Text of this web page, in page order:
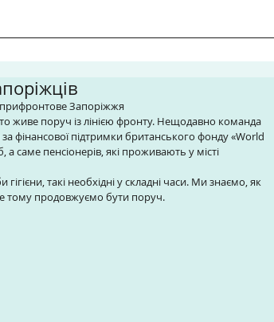
Запоріжжя
живе поруч із лінією фронту. Нещодавно команда
фінансової підтримки британського фонду «World
саме пенсіонерів, які проживають у місті
такі необхідні у складні часи. Ми знаємо, як
тому продовжуємо бути поруч.